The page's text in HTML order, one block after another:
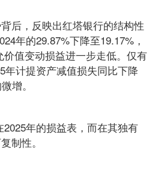
后，反映出红塔银行的结构性
年的29.87%下降至19.17%，
值变动损益进一步走低。仅有
计提资产减值损失同比下降
增。
年的损益表，而在其独有
制性。